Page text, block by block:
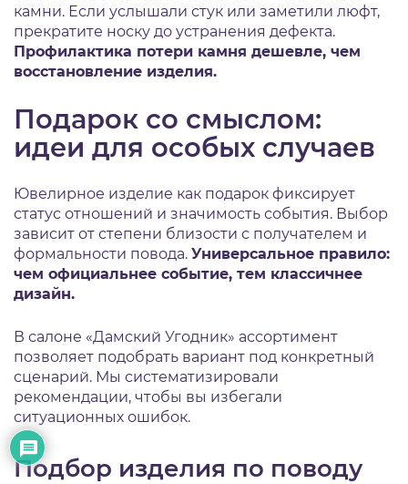
камни. Если услышали стук или заметили люфт,
прекратите носку до устранения дефекта.
Профилактика потери камня дешевле, чем
восстановление изделия.
Подарок со смыслом:
идеи для особых случаев
Ювелирное изделие как подарок фиксирует
статус отношений и значимость события. Выбор
зависит от степени близости с получателем и
формальности повода. Универсальное правило:
чем официальнее событие, тем классичнее
дизайн.
В салоне «Дамский Угодник» ассортимент
позволяет подобрать вариант под конкретный
сценарий. Мы систематизировали
рекомендации, чтобы вы избегали
ситуационных ошибок.
Подбор изделия по поводу